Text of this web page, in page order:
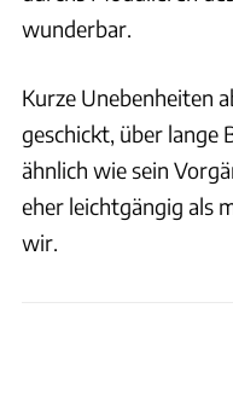
wunderbar.
Kurze Unebenheiten
geschickt, über lange
ähnlich wie sein
eher leichtgängig als
wir.